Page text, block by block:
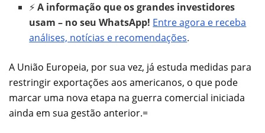
⚡A informação que os grandes investidores
usam – no seu WhatsApp! Entre agora e receba
análises, notícias e recomendações.
A União Europeia, por sua vez, já estuda medidas para
restringir exportações aos americanos, o que pode
marcar uma nova etapa na guerra comercial iniciada
ainda em sua gestão anterior.=